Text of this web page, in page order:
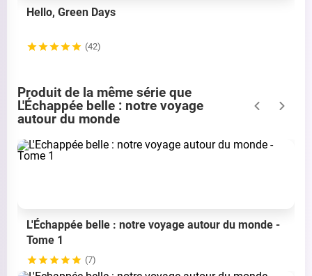
Hello, Green Days
(42)
Produit de la même série que
L'Échappée belle : notre voyage
autour du monde
L'Échappée belle : notre voyage autour du monde -
Tome 1
(7)